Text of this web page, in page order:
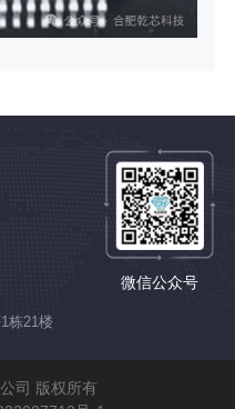
微信公众号
栋21楼
司 版权所有